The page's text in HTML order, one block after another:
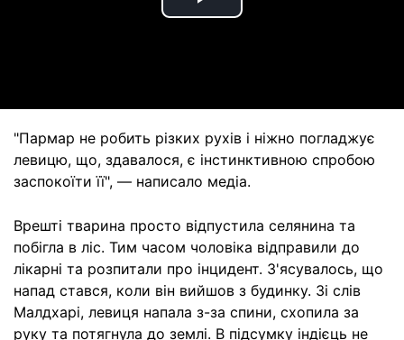
Play
"Пармар не робить різких рухів і ніжно погладжує
левицю, що, здавалося, є інстинктивною спробою
заспокоїти її", — написало медіа.
Врешті тварина просто відпустила селянина та
побігла в ліс. Тим часом чоловіка відправили до
лікарні та розпитали про інцидент. З'ясувалось, що
напад стався, коли він вийшов з будинку. Зі слів
Малдхарі, левиця напала з-за спини, схопила за
руку та потягнула до землі. В підсумку індієць не